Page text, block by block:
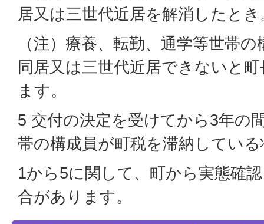
居又は三世代近居を解消したとき
（注）療養、転勤、通学等世帯
同居又は三世代近居できないと
ます。
5 交付の決定を受けてから3年の
帯の構成員が町税を滞納してい
1から5に関して、町から実態確
合があります。